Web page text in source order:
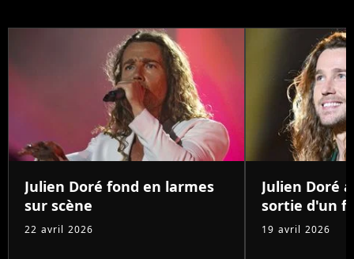
Julien Doré fond en larmes
sur scène
22 avril 2026
Julien Doré
sortie d'un
19 avril 2026